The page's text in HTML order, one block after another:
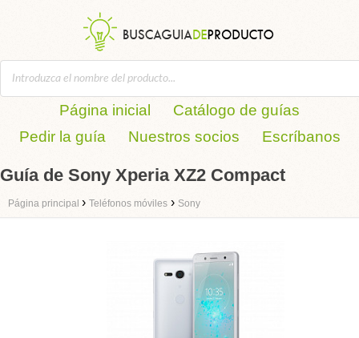
Página inicial
Catálogo de guías
Pedir la guía
Nuestros socios Escríbanos
Guía de Sony Xperia XZ2 Compact
Página principal › Teléfonos móviles › Sony